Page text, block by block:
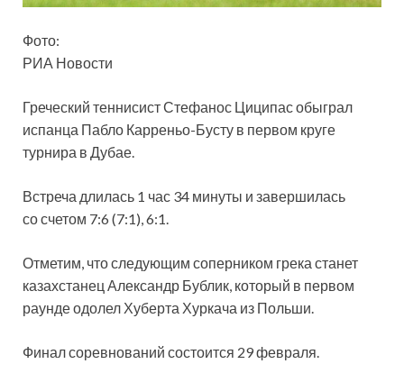
Фото:
РИА Новости
Греческий теннисист Стефанос Циципас обыграл
испанца Пабло Карреньо-Бусту в первом круге
турнира в Дубае.
Встреча длилась 1 час 34 минуты и завершилась
со счетом 7:6 (7:1), 6:1.
Отметим, что следующим соперником грека станет
казахстанец Александр Бублик, который в первом
раунде одолел Хуберта Хуркача из Польши.
Финал соревнований состоится 29 февраля.